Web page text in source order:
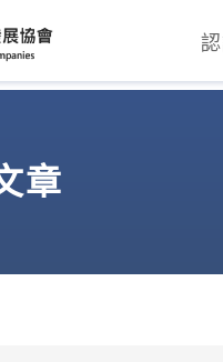
服務產
章